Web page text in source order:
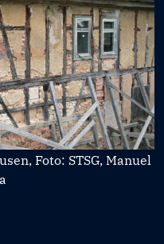
Foto: STSG, Manuel